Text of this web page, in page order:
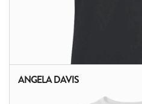
ANGELA DAVIS